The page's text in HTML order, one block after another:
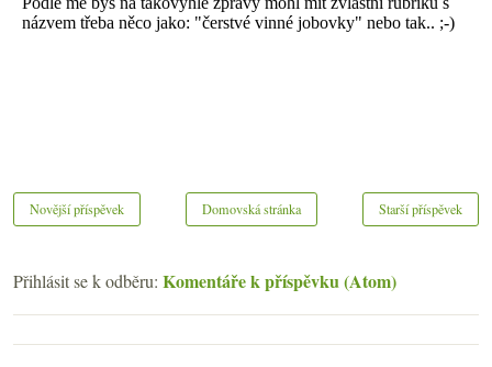
Novější příspěvek Starší příspěvek
Domovská stránka
Přihlásit se k odběru: Komentáře k příspěvku (Atom)